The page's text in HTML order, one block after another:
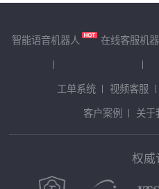
智能语音机器人 在线客服机
工单系统
视频客服
客户案例
关于
权威